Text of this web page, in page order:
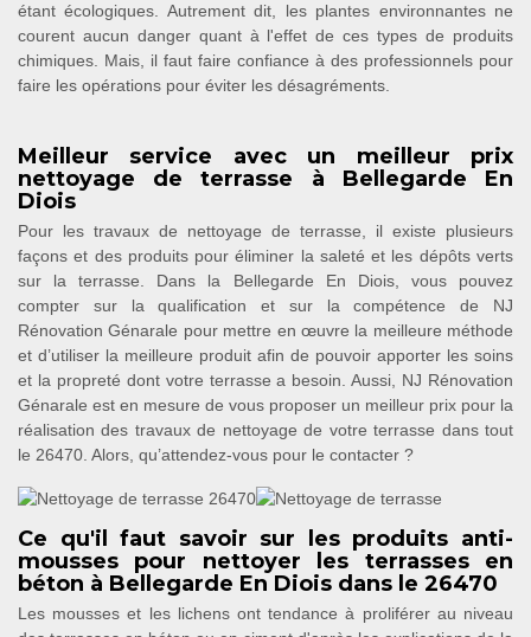
étant écologiques. Autrement dit, les plantes environnantes ne
courent aucun danger quant à l'effet de ces types de produits
chimiques. Mais, il faut faire confiance à des professionnels pour
faire les opérations pour éviter les désagréments.
Meilleur service avec un meilleur prix
nettoyage de terrasse à Bellegarde En
Diois
Pour les travaux de nettoyage de terrasse, il existe plusieurs
façons et des produits pour éliminer la saleté et les dépôts verts
sur la terrasse. Dans la Bellegarde En Diois, vous pouvez
compter sur la qualification et sur la compétence de NJ
Rénovation Génarale pour mettre en œuvre la meilleure méthode
et d’utiliser la meilleure produit afin de pouvoir apporter les soins
et la propreté dont votre terrasse a besoin. Aussi, NJ Rénovation
Génarale est en mesure de vous proposer un meilleur prix pour la
réalisation des travaux de nettoyage de votre terrasse dans tout
le 26470. Alors, qu’attendez-vous pour le contacter ?
Ce qu'il faut savoir sur les produits anti-
mousses pour nettoyer les terrasses en
béton à Bellegarde En Diois dans le 26470
Les mousses et les lichens ont tendance à proliférer au niveau